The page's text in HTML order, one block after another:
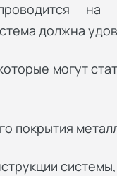
на
должна
могут
покрытия